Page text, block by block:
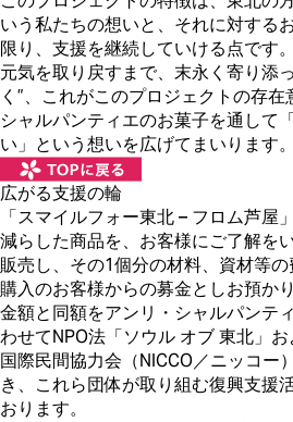
いう私たちの想いと、それに対する
限り、支援を継続していける点です
元気を取り戻すまで、末永く寄り添
く”、これがこのプロジェクトの存在
シャルパンティエのお菓子を通して
い」という想いを広げてまいります。
広がる支援の輪
「スマイルフォー東北 – フロム芦屋
減らした商品を、お客様にご了解を
販売し、その1個分の材料、資材等
購入のお客様からの募金としお預か
金額と同額をアンリ・シャルパンテ
わせてNPO法「ソウル オブ 東北」
国際民間協力会（NICCO／ニッコー
き、これら団体が取り組む復興支援
おります。